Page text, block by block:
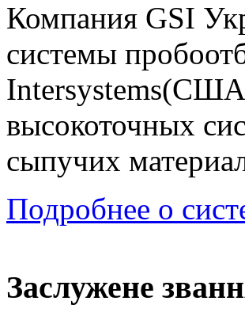
Компания GSI
системы
высокоточных
сыпучих
Подробнее о
Заслужене